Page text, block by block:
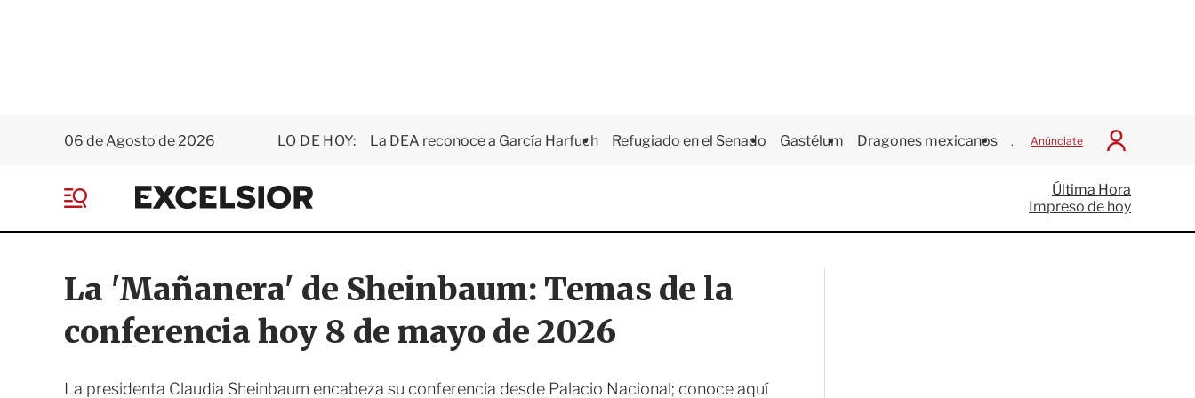
06 de Agosto de 2026 LO DE HOY: La DEA reconoce a García Harfuch Refugiado en el Senado Gastélum Dragones mexicanos Juegos Centroamericanos
Anúnciate
I
c
i
a
E
x
e
s
i
o
e
Última Hora
Impreso de hoy
La 'Mañanera' de Sheinbaum: Temas de la
conferencia hoy 8 de mayo de 2026
La presidenta Claudia Sheinbaum encabeza su conferencia desde Palacio Nacional; conoce aquí